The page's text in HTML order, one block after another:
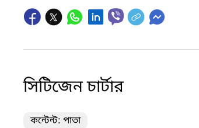
সিটিজেন চার্টার
কন্টেন্ট: পাতা